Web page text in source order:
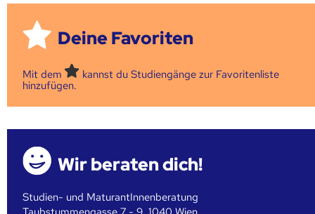
Deine Favoriten
Mit dem
kannst du Studiengänge zur Favoritenliste
hinzufügen.
Wir beraten dich!
Studien- und MaturantInnenberatung